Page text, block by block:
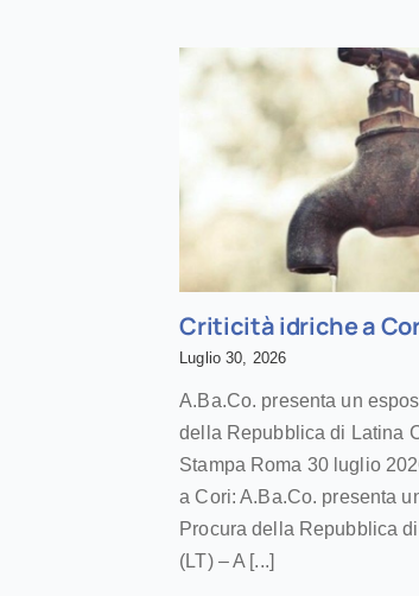
Criticità idriche a
Luglio 30, 2026
A.Ba.Co. presenta un
della Repubblica di Latina
Stampa Roma 30 luglio
a Cori: A.Ba.Co. presenta
Procura della Repubblica
(LT) – A [...]